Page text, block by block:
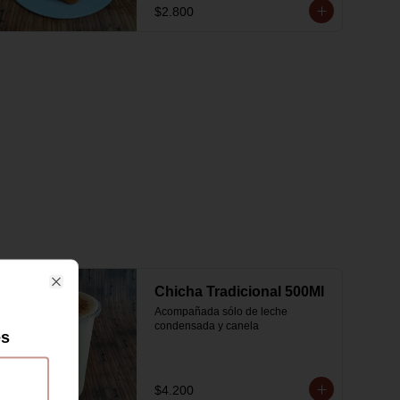
$2.800
Chicha Tradicional 500Ml
Acompañada sólo de leche
condensada y canela
$4.200
Close